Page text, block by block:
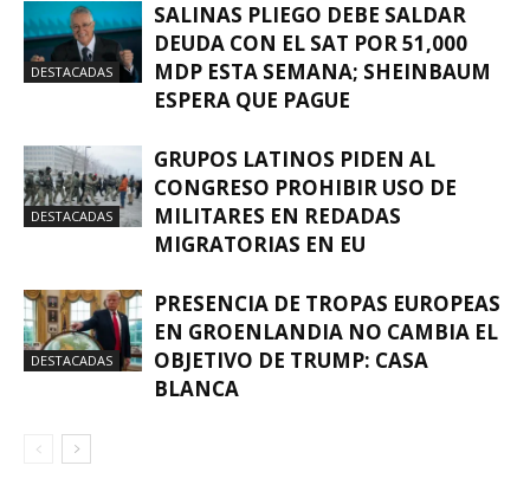
DESTACADAS
SALINAS PLIEGO DEBE SALDAR
DEUDA CON EL SAT POR 51,000
MDP ESTA SEMANA; SHEINBAUM
ESPERA QUE PAGUE
DESTACADAS
GRUPOS LATINOS PIDEN AL
CONGRESO PROHIBIR USO DE
MILITARES EN REDADAS
MIGRATORIAS EN EU
DESTACADAS
PRESENCIA DE TROPAS EUROPEAS
EN GROENLANDIA NO CAMBIA EL
OBJETIVO DE TRUMP: CASA
BLANCA